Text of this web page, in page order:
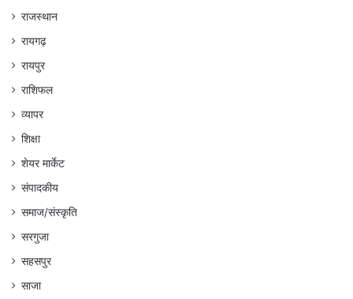
राजस्थान
रायगढ़
रायपुर
राशिफल
व्यापर
शिक्षा
शेयर मार्केट
संपादकीय
समाज/संस्कृति
सरगुजा
सहसपुर
साजा